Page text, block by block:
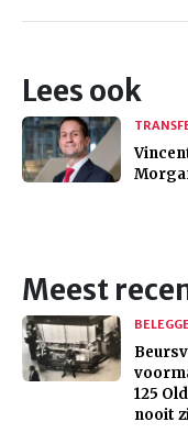
Lees ook
Meest
125
nooit